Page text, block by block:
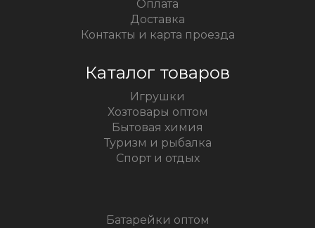
Оплата
Доставка
Контакты и карта проезда
Каталог товаров
Игрушки
Хозтовары оптом
Бытовая химия
Туризм и рыбалка
Спорт и отдых
Батарейки оптом